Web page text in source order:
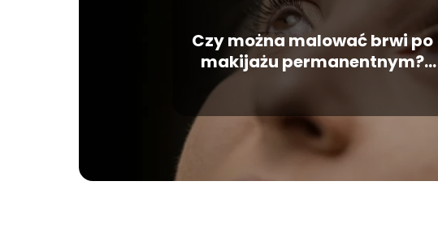
Czy można malować brwi po
makijażu permanentnym?
Poznaj niesamowite możliwości!